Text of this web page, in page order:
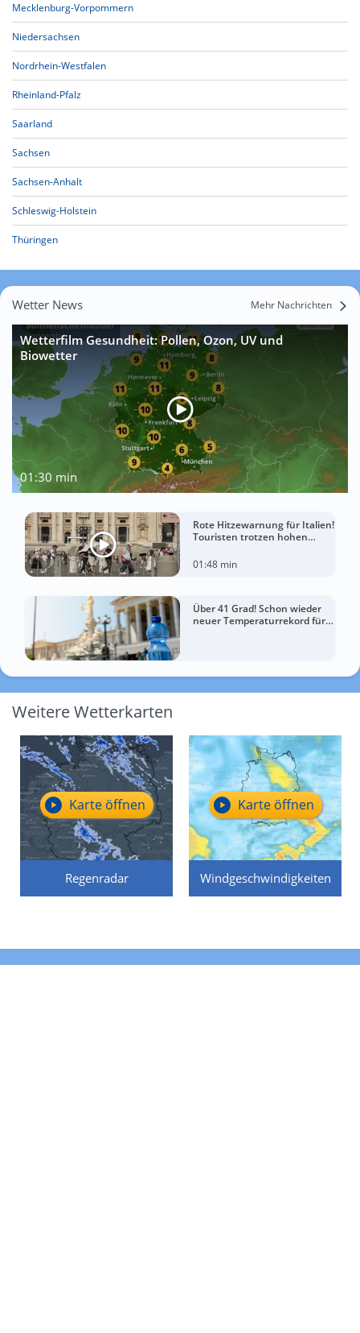
Mecklenburg-Vorpommern
Niedersachsen
Nordrhein-Westfalen
Rheinland-Pfalz
Saarland
Sachsen
Sachsen-Anhalt
Schleswig-Holstein
Thüringen
Wetter News Mehr Nachrichten
Wetterfilm Gesundheit: Pollen, Ozon, UV und
Biowetter
01:30 min
Rote Hitzewarnung für Italien!
Touristen trotzen hohen
01:48 min
Über 41 Grad! Schon wieder
neuer Temperaturrekord für
Weitere Wetterkarten
Regenradar
Karte öffnen
Windgeschwindigkeiten
Karte öffnen